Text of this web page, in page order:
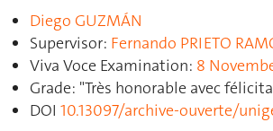
Diego GUZMÁN
Supervisor: Fernando PRIETO
Viva Voce Examination: 8
Grade: "Très honorable avec
DOI 10.13097/archive-ouverte/